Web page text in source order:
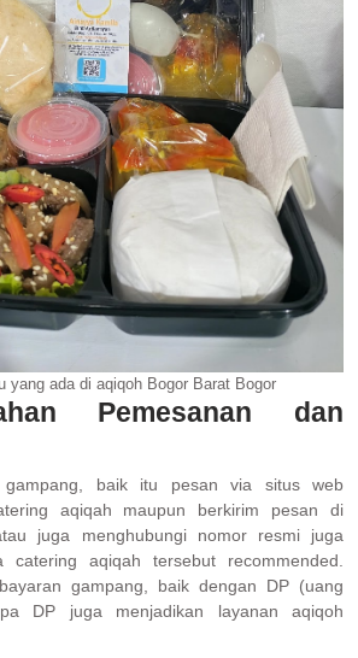
yang ada di aqiqoh Bogor Barat Bogor
Pemesanan dan
baik itu pesan via situs web
aqiqah maupun berkirim pesan di
juga menghubungi nomor resmi juga
catering aqiqah tersebut recommended.
gampang, baik dengan DP (uang
DP juga menjadikan layanan aqiqoh